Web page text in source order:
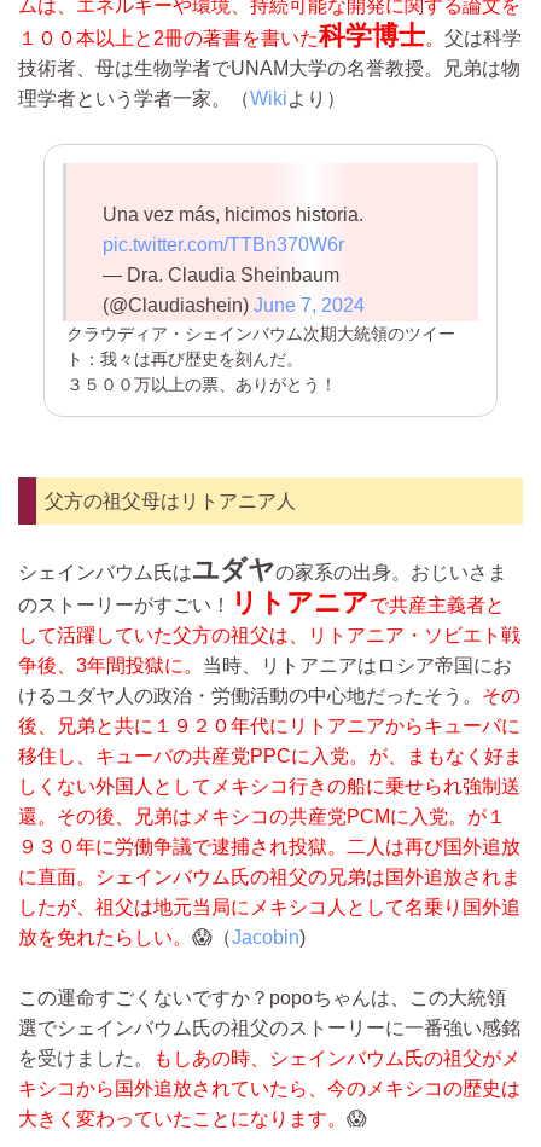
ムは、エネルギーや環境、持続可能な開発に関する論文を
１００本以上と2冊の著書を書いた科学博士。 父は科学
技術者、母は生物学者でUNAM大学の名誉教授。兄弟は物
理学者という学者一家。（Wikiより）
Una vez más, hicimos historia.
pic.twitter.com/TTBn370W6r
— Dra. Claudia Sheinbaum
(@Claudiashein) June 7, 2024
クラウディア・シェインバウム次期大統領のツイー
ト：我々は再び歴史を刻んだ。
３５００万以上の票、ありがとう！
父方の祖父母はリトアニア人
シェインバウム氏はユダヤの家系の出身。おじいさま
のストーリーがすごい！
リトアニアで共産主義者と
して活躍していた父方の祖父は、リトアニア・ソビエト戦
争後、3年間投獄に。 当時、リトアニアはロシア帝国にお
けるユダヤ人の政治・労働活動の中心地だったそう。 その
後、兄弟と共に１９２０年代にリトアニアからキューバに
移住し、キューバの共産党PPCに入党。が、まもなく好ま
しくない外国人としてメキシコ行きの船に乗せられ強制送
還。その後、兄弟はメキシコの共産党PCMに入党。が１
９３０年に労働争議で逮捕され投獄。二人は再び国外追放
に直面。シェインバウム氏の祖父の兄弟は国外追放されま
したが、祖父は地元当局にメキシコ人として名乗り国外追
放を免れたらしい。 😱（Jacobin)
この運命すごくないですか？popoちゃんは、この大統領
選でシェインバウム氏の祖父のストーリーに一番強い感銘
を受けました。
もしあの時、シェインバウム氏の祖父がメ
キシコから国外追放されていたら、今のメキシコの歴史は
大きく変わっていたことになります。 😱